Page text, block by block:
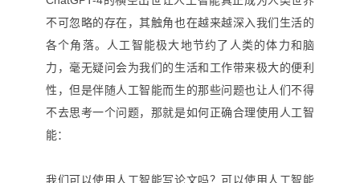
不可忽略的存在，其触角也在越来越深入我们生活的
各个角落。人工智能极大地节约了人类的体力和脑
力，毫无疑问会为我们的生活和工作带来极大的便利
性，但是伴随人工智能而生的那些问题也让人们不得
不去思考一个问题，那就是如何正确合理使用人工智
能：
我们可以使用人工智能写论文吗？可以使用人工智能